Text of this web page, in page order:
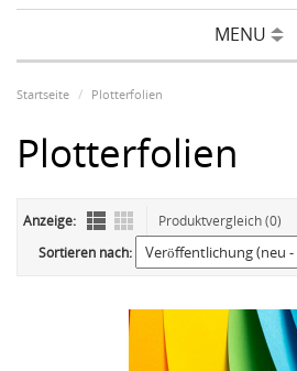
MENU
Startseite Plotterfolien
Plotterfolien
Anzeige: Produktvergleich (0)
Sortieren nach: